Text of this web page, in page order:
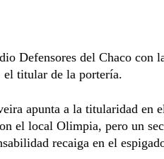
Defensores del Chaco con
el titular de la portería.
apunta a la titularidad en
el local Olimpia, pero un
recaiga en el